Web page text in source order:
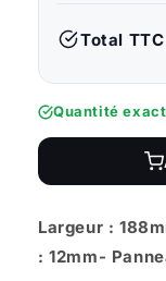
Total
Quantité
Largeur :
: 12mm-